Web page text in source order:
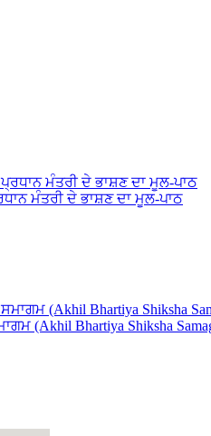
ਮੰਤਰੀ ਦੇ ਭਾਸ਼ਣ ਦਾ ਮੂਲ-ਪਾਠ
(Akhil Bhartiya Shiksha